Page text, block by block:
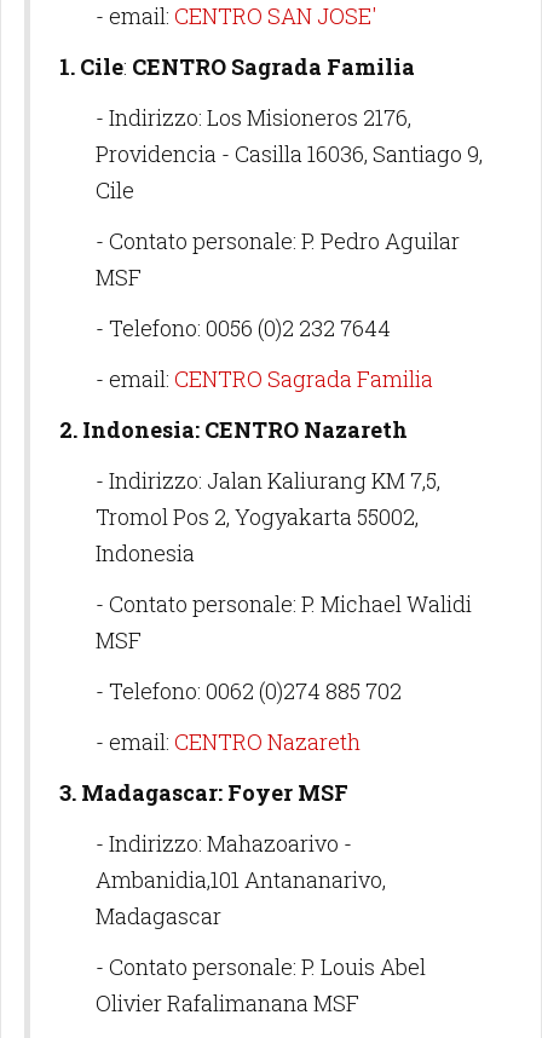
- email: CENTRO SAN JOSE'
1. Cile: CENTRO Sagrada Familia
- Indirizzo: Los Misioneros 2176,
Providencia - Casilla 16036, Santiago 9,
Cile
- Contato personale: P. Pedro Aguilar
MSF
- Telefono: 0056 (0)2 232 7644
- email: CENTRO Sagrada Familia
2. Indonesia: CENTRO Nazareth
- Indirizzo: Jalan Kaliurang KM 7,5,
Tromol Pos 2, Yogyakarta 55002,
Indonesia
- Contato personale: P. Michael Walidi
MSF
- Telefono: 0062 (0)274 885 702
- email: CENTRO Nazareth
3. Madagascar: Foyer MSF
- Indirizzo: Mahazoarivo -
Ambanidia,101 Antananarivo,
Madagascar
- Contato personale: P. Louis Abel
Olivier Rafalimanana MSF